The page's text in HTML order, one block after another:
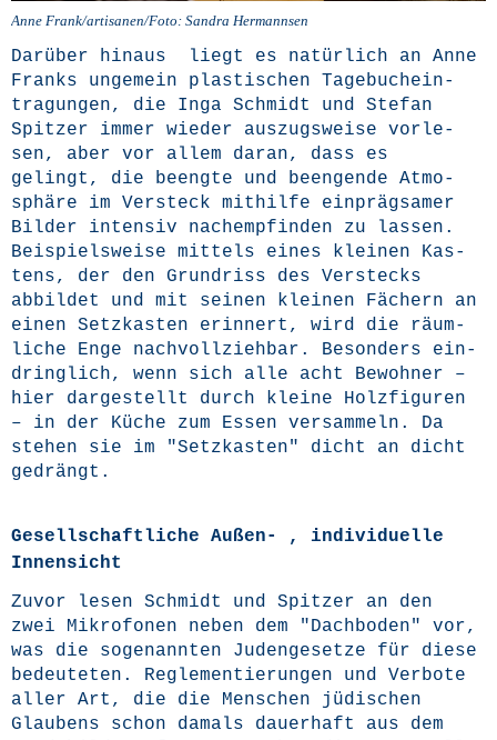
Anne Frank/artisanen/Foto: San­dra Hermannsen
Dar­über hin­aus liegt es natür­lich an Anne
Franks unge­mein plas­ti­schen Tage­buch­ein­
tra­gun­gen, die Inga Schmidt und Ste­fan
Spit­zer immer wie­der aus­zugs­wei­se vor­le­
sen, aber vor allem dar­an, dass es
gelingt, die beeng­te und been­gen­de Atmo­
sphä­re im Ver­steck mit­hil­fe ein­präg­sa­mer
Bil­der inten­siv nach­emp­fin­den zu las­sen.
Bei­spiels­wei­se mit­tels eines klei­nen Kas­
tens, der den Grund­riss des Ver­stecks
abbil­det und mit sei­nen klei­nen Fächern an
einen Setz­kas­ten erin­nert, wird die räum­
li­che Enge nach­voll­zieh­bar. Beson­ders ein­
dring­lich, wenn sich alle acht Bewoh­ner –
hier dar­ge­stellt durch klei­ne Holz­fi­gu­ren
– in der Küche zum Essen ver­sam­meln. Da
ste­hen sie im "Setz­kas­ten" dicht an dicht
gedrängt.
Gesellschaftliche Außen- , individuelle
Innensicht
Zuvor lesen Schmidt und Spit­zer an den
zwei Mikro­fo­nen neben dem "Dach­bo­den" vor,
was die soge­nann­ten Juden­ge­set­ze für die­se
bedeu­te­ten. Regle­men­tie­run­gen und Ver­bo­te
aller Art, die die Men­schen jüdi­schen
Glau­bens schon damals dau­er­haft aus dem